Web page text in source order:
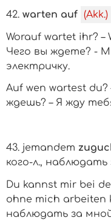
42. warten auf (Akk.)
Worauf wartet ihr? –
Чего вы ждете? -
электричку.
Auf wen wartest
ждешь? – Я жду
43. jemandem
кого-л., наблюдать
Du kannst mir bei
ohne mich arbeiten
наблюдать за